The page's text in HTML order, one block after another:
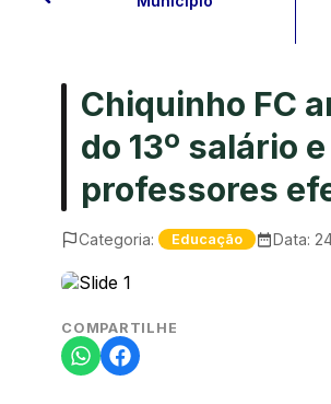
Chiquinho FC
do 13º salário
professores
Categoria: Educação Data:
COMPARTILHE